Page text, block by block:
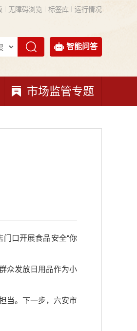
无障碍浏览 标签库 运行情况
智能问答
市场监管专题
口开展食品安全“你
众发放日用品作为小
当。下一步，六安市